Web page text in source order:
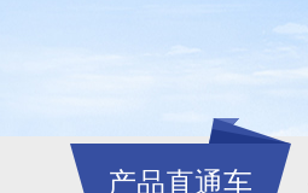
产品直通车